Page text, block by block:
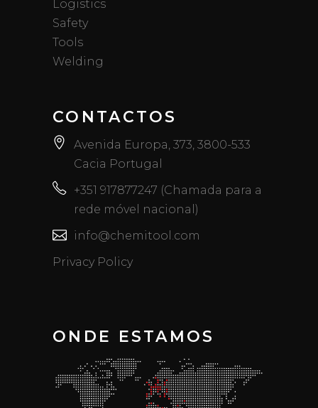
Logistics
Safety
Tools
Welding
CONTACTOS
Avenida Europa, 373, 3800-533
Cacia Portugal
+351 917877247 (Chamada para a
rede móvel nacional)
info@chemitool.com
Privacy Policy
ONDE ESTAMOS